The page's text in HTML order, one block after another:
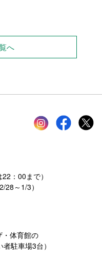
へ
Instagramfacebook
：00まで）
～1/3）
・体育館の
駐車場3台）